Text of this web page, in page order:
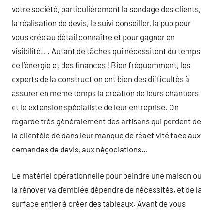
votre société, particulièrement la sondage des clients,
la réalisation de devis, le suivi conseiller, la pub pour
vous crée au détail connaître et pour gagner en
visibilité…. Autant de tâches qui nécessitent du temps,
de l’énergie et des finances ! Bien fréquemment, les
experts de la construction ont bien des difficultés à
assurer en même temps la création de leurs chantiers
et le extension spécialiste de leur entreprise. On
regarde très généralement des artisans qui perdent de
la clientèle de dans leur manque de réactivité face aux
demandes de devis, aux négociations…
Le matériel opérationnelle pour peindre une maison ou
la rénover va d’emblée dépendre de nécessités, et de la
surface entier à créer des tableaux. Avant de vous